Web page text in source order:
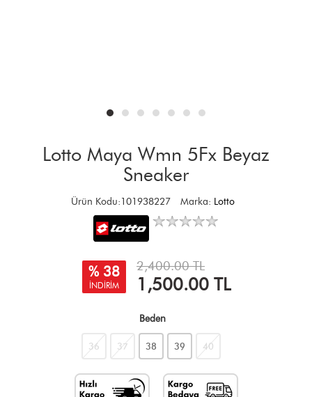
Lotto Maya Wmn 5Fx Beyaz
Sneaker
Ürün Kodu:101938227 Marka: Lotto
% 38
İNDİRİM
2,400.00 TL
1,500.00 TL
Beden
36 37 38 39 40